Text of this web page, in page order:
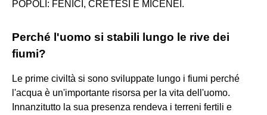
POPOLI: FENICI, CRETESI E MICENEI.
Perché l'uomo si stabili lungo le rive dei
fiumi?
Le prime civiltà si sono sviluppate lungo i fiumi perché
l'acqua è un'importante risorsa per la vita dell'uomo.
Innanzitutto la sua presenza rendeva i terreni fertili e